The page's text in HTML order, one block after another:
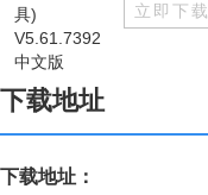
立即下载
下载地址
下载地址：